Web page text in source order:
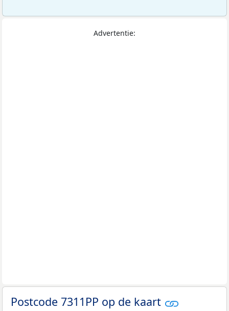
Advertentie:
Postcode 7311PP op de kaart